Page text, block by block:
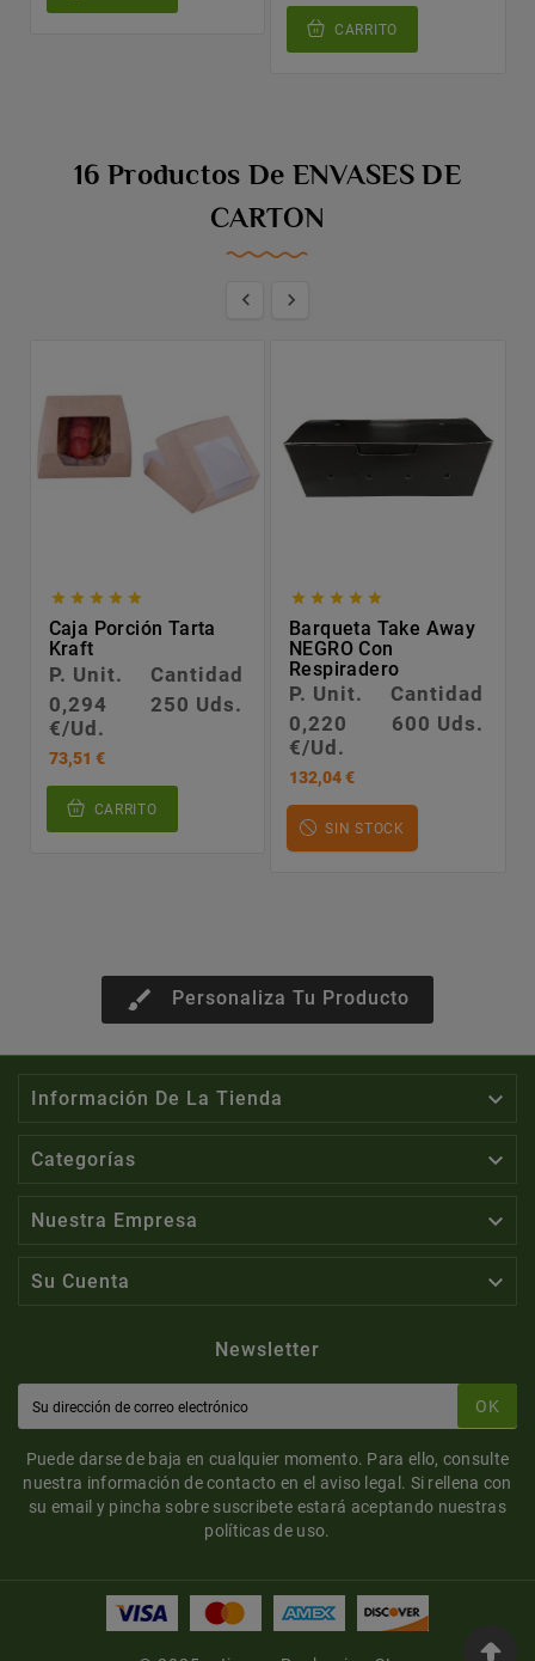
CARRITO
16 Productos De ENVASES DE
CARTON
 
    
Caja Porción Tarta
Kraft
P. Unit.
Cantidad
0,294
€/Ud.
250 Uds.
73,51 €
CARRITO
    
Barqueta Take Away
NEGRO Con
Respiradero
P. Unit.
Cantidad
0,220
€/Ud.
600 Uds.
132,04 €
SIN STOCK
brush Personaliza Tu Producto
Información De La Tienda 
Categorías 
Nuestra Empresa 
Su Cuenta 
Newsletter
OK
Puede darse de baja en cualquier momento. Para ello, consulte
nuestra información de contacto en el aviso legal. Si rellena con
su email y pincha sobre suscribete estará aceptando nuestras
políticas de uso.